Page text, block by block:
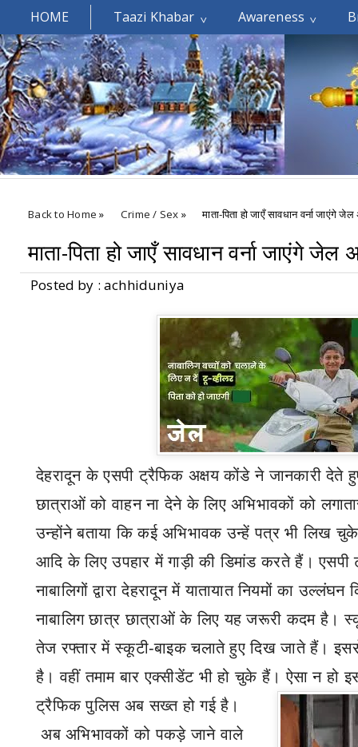
HOME Taazi Khabar Awareness
Welcomes You.....
Back to Home » Crime / Sex » माता-पिता हो जाएँ सावधान वर्ना जाएंगे
माता-पिता हो जाएँ सावधान वर्ना जाएंगे
Posted by : achhiduniya
देहरादून के एसपी ट्रैफिक अक्षय कोंडे ने जानकारी देते
छात्राओं को वाहन ना देने के लिए अभिभावकों को
उन्होंने बताया कि कई अभिभावक उन्हें पत्र भी लिख
आदि के लिए उपहार में गाड़ी की डिमांड करते हैं।
नाबालिगों द्वारा देहरादून में यातायात नियमों का
नाबालिग छात्र छात्राओं के लिए यह जरूरी कदम है।
तेज रफ्तार में स्कूटी-बाइक चलाते हुए दिख जाते हैं।
है। वहीं तमाम बार एक्सीडेंट भी हो चुके हैं। ऐसा न हो
ट्रैफिक पुलिस अब सख्त हो गई है।
अब अभिभावकों को पकड़े जाने वाले